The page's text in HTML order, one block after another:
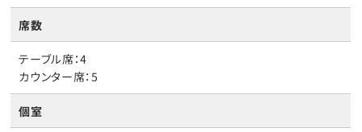
席数
テーブル席：4
カウンター席：5
個室